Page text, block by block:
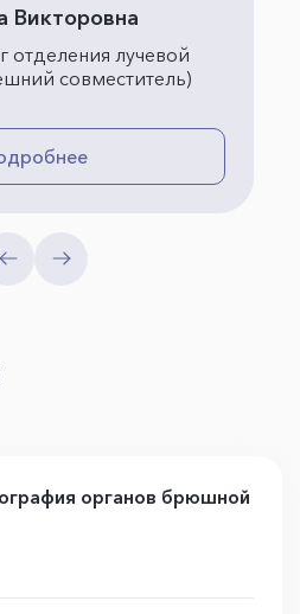
Викторовна
отделения лучевой
совместитель)
органов брюшной